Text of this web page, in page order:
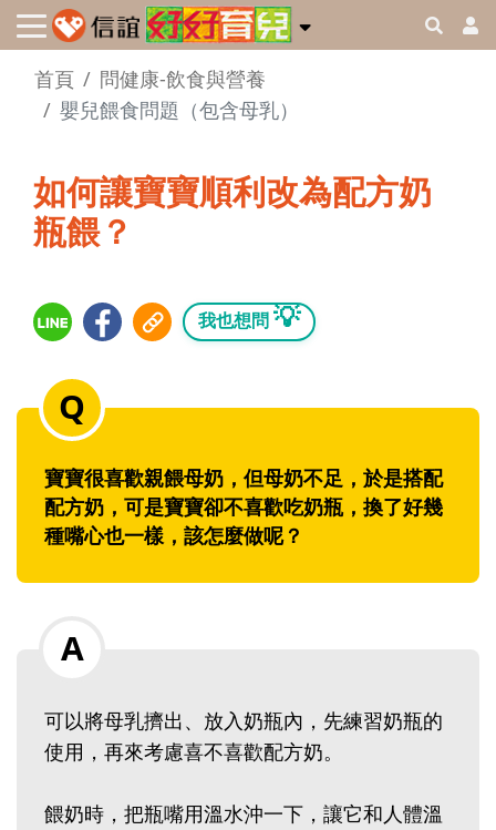
首頁
問健康-飲食與營養
嬰兒餵食問題（包含母乳）
如何讓寶寶順利改為配方奶
瓶餵？
我也想問 💡
寶寶很喜歡親餵母奶，但母奶不足，於是搭配
配方奶，可是寶寶卻不喜歡吃奶瓶，換了好幾
種嘴心也一樣，該怎麼做呢？
可以將母乳擠出、放入奶瓶內，先練習奶瓶的
使用，再來考慮喜不喜歡配方奶。
餵奶時，把瓶嘴用溫水沖一下，讓它和人體溫